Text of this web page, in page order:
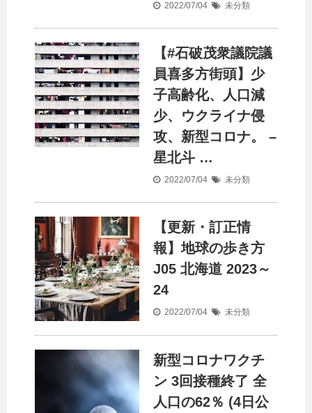
2022/07/04 未分類
【#石破茂衆議院議
員喜多方街頭】少
子高齢化、
人口 減
少、ウクライナ侵
攻、新型コロナ。 –
星北斗 …
2022/07/04 未分類
【更新・訂正情
報】地球の歩き方
J05 北海道 2023～
24
2022/07/04 未分類
新型コロナワクチ
ン 3回接種終了 全
人口 の62％ (4日公